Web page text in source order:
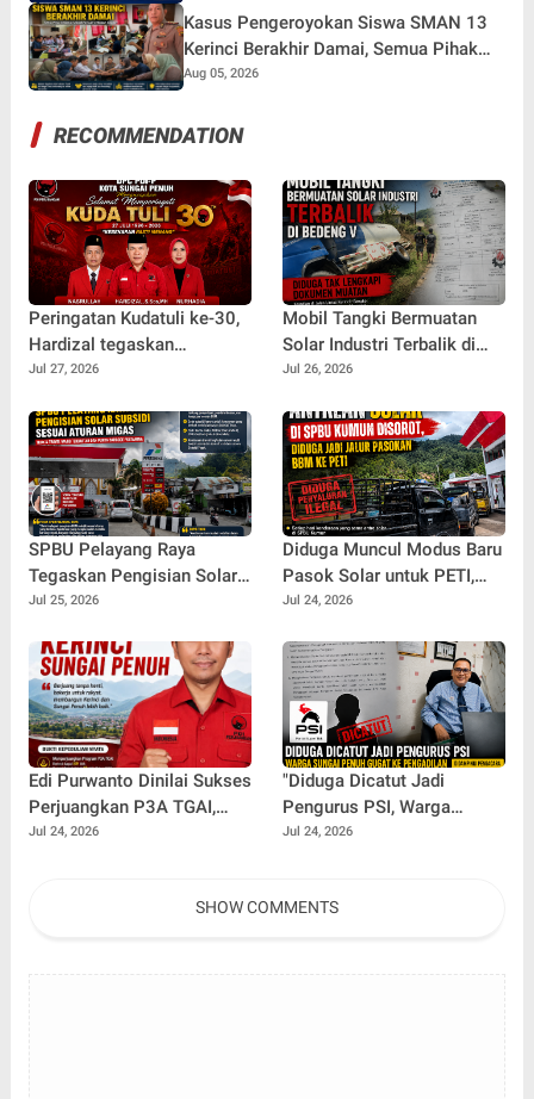
Kasus Pengeroyokan Siswa SMAN 13
Kerinci Berakhir Damai, Semua Pihak
Sepakat Berdamai dan Perkuat
Aug 05, 2026
RECOMMENDATION
Peringatan Kudatuli ke-30,
Hardizal tegaskan
Semangat Perjuangan
Padam
Jul 27, 2026
Mobil Tangki Bermuatan
Solar Industri Terbalik di
Bedeng V Diduga Tak
Jul 26, 2026
SPBU Pelayang Raya
Tegaskan Pengisian Solar
Subsidi Kendaraan Truck
Pertamina
Jul 25, 2026
Diduga Muncul Modus Baru
Pasok Solar untuk PETI,
Antrean Kendaraan di SPBU
Jul 24, 2026
Edi Purwanto Dinilai Sukses
Perjuangkan P3A TGAI,
Kerinci dan Sungai Penuh
Jul 24, 2026
"Diduga Dicatut Jadi
Pengurus PSI, Warga
Sungai Penuh Gugat ke
Jul 24, 2026
SHOW COMMENTS